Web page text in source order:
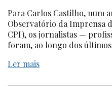
Para Carlos Castilho, num
Observatório da Imprensa
CPI), os jornalistas —
foram, ao longo dos últimos
Ler mais